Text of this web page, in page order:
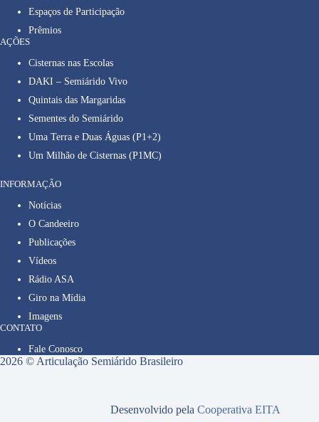
Espaços de Participação
Prêmios
AÇÕES
Cisternas nas Escolas
DAKI – Semiárido Vivo
Quintais das Margaridas
Sementes do Semiárido
Uma Terra e Duas Águas (P1+2)
Um Milhão de Cisternas (P1MC)
INFORMAÇÃO
Notícias
O Candeeiro
Publicações
Vídeos
Rádio ASA
Giro na Mídia
Imagens
CONTATO
Fale Conosco
2026 © Articulação Semiárido Brasileiro
Desenvolvido pelaCooperativa EITA